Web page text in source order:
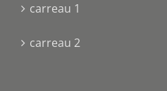
carreau 1
carreau 2